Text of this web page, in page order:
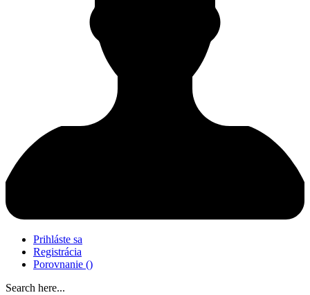
Prihláste sa
Registrácia
Porovnanie ()
Search here...